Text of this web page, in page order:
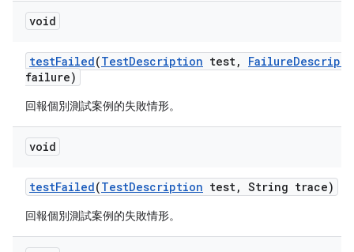
void
testFailed(TestDescription test, Failure
failure)
回報個別測試案例的失敗情形。
void
testFailed(TestDescription test, String trace)
回報個別測試案例的失敗情形。